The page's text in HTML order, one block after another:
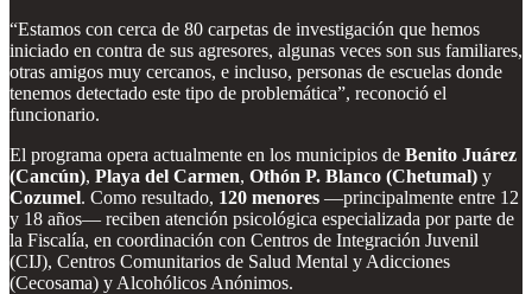
“Estamos con cerca de 80 carpetas de investigación que hemos
iniciado en contra de sus agresores, algunas veces son sus familiares,
otras amigos muy cercanos, e incluso, personas de escuelas donde
tenemos detectado este tipo de problemática”, reconoció el
funcionario.
El programa opera actualmente en los municipios de Benito Juárez
(Cancún), Playa del Carmen, Othón P. Blanco (Chetumal) y
Cozumel. Como resultado, 120 menores —principalmente entre 12
y 18 años— reciben atención psicológica especializada por parte de
la Fiscalía, en coordinación con Centros de Integración Juvenil
(CIJ), Centros Comunitarios de Salud Mental y Adicciones
(Cecosama) y Alcohólicos Anónimos.